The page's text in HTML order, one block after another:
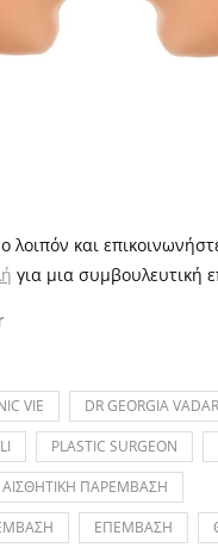
λοιπόν και
για μια συμβουλευτική
VIE DR GEORGIA
PLASTIC SURGEON
ΑΙΣΘΗΤΙΚΗ ΠΑΡΕΜΒΑΣΗ
ΕΠΕΜΒΑΣΗ